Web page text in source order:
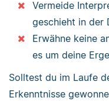
Vermeide
geschieht in der
Erwähne keine
es um deine
Solltest du im Laufe
Erkenntnisse